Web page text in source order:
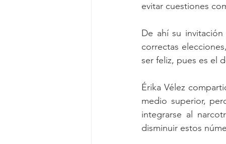
evitar cuestiones
De ahí su
correctas
ser feliz, pues es el
Érika Vélez
medio superior,
integrarse al
disminuir estos